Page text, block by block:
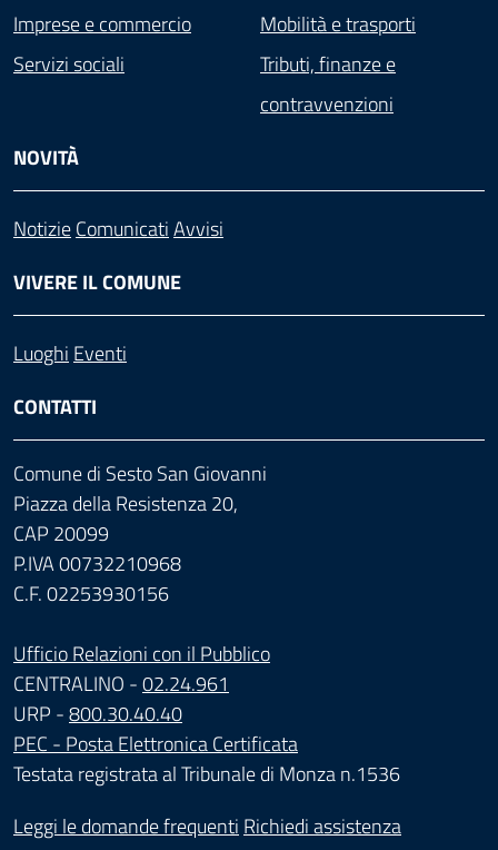
Imprese e commercio
Mobilità e trasporti
Servizi sociali
Tributi, finanze e
contravvenzioni
NOVITÀ
NotizieComunicatiAvvisi
VIVERE IL COMUNE
Luoghi Eventi
CONTATTI
Comune di Sesto San Giovanni
Piazza della Resistenza 20,
CAP 20099
P.IVA 00732210968
C.F. 02253930156
Ufficio Relazioni con il Pubblico
CENTRALINO -02.24.961
URP -800.30.40.40
PEC - Posta Elettronica Certificata
Testata registrata al Tribunale di Monza n.1536
Leggi le domande frequenti Richiedi assistenza